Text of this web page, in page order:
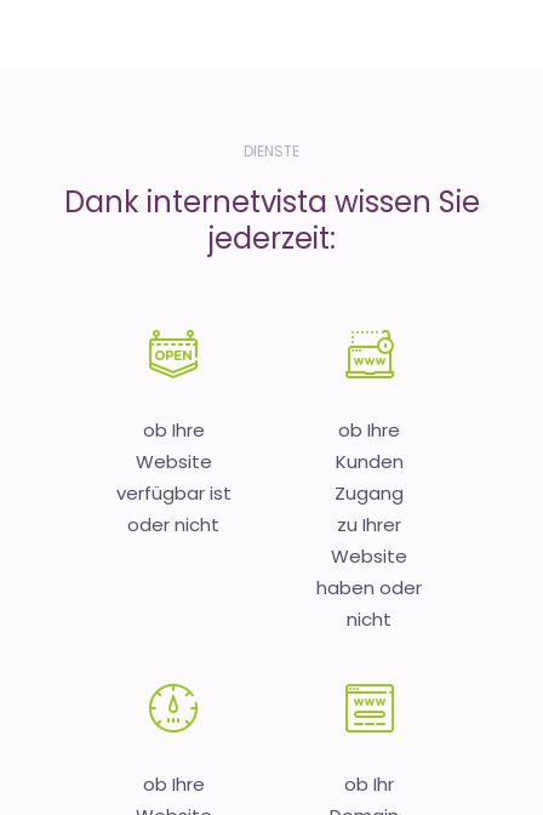
DIENSTE
Dank internetvista wissen Sie
jederzeit:
ob Ihre
Website
verfügbar ist
oder nicht
ob Ihre
Kunden
Zugang
zu Ihrer
Website
haben oder
nicht
ob Ihre
ob Ihr